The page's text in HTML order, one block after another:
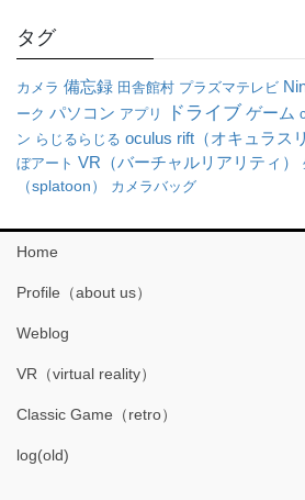
タグ
カメラ 備忘録 田舎館村 プラズマテレビ
ーク パソコン アプリ ドライブ ゲーム
ン らじるらじる oculus rift（オキュラス
ぼアート VR（バーチャルリアリティ）
（splatoon）
カメラバッグ
Home
Profile（about us）
Weblog
VR（virtual reality）
Classic Game（retro）
log(old)